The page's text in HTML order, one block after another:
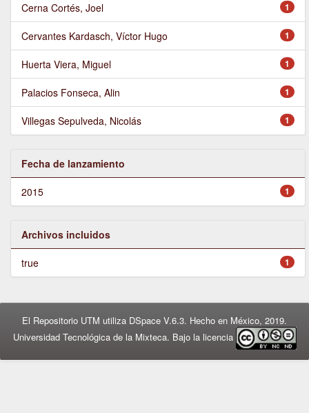
1
Cerna Cortés, Joel
1
Cervantes Kardasch, Víctor Hugo
1
Huerta Viera, Miguel
1
Palacios Fonseca, Alin
1
Villegas Sepulveda, Nicolás
Fecha de lanzamiento
1
2015
Archivos incluidos
1
true
El Repositorio UTM utiliza DSpace V.6.3. Hecho en México, 2019.
Universidad Tecnológica de la Mixteca. Bajo la licencia